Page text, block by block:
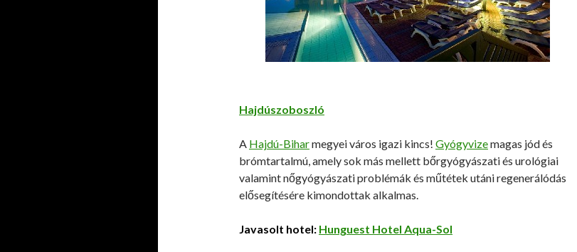
Hajdúszoboszló
A Hajdú-Biharmegyei város igazi kincs! Gyógyvizemagas jód és
brómtartalmú, amely sok más mellett bőrgyógyászati és urológiai
valamint nőgyógyászati problémák és műtétek utáni regenerálódás
elősegítésére kimondottak alkalmas.
Javasolt hotel: Hunguest Hotel Aqua-Sol